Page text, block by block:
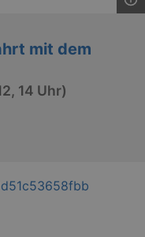
mit dem
14 Uhr)